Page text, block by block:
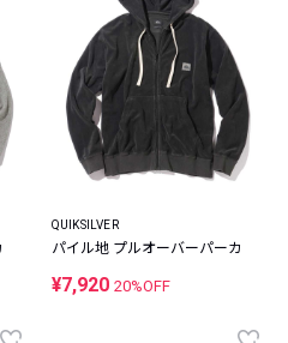
QUIKSILVER
パイル地 プルオーバーパーカ
¥7,920 20%OFF